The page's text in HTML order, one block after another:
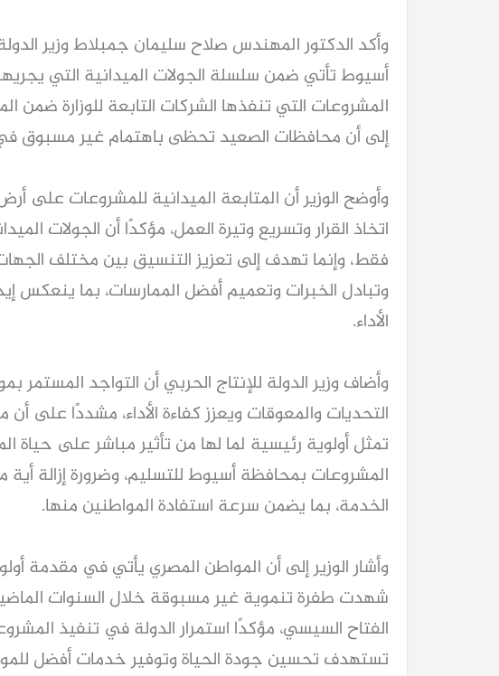
وأكد الدكتور المهندس صلاح سليمان جمبلاط وزير
أسيوط تأتي ضمن سلسلة الجولات الميدانية التي
المشروعات التي تنفذها الشركات التابعة للوزارة ضمن
إلى أن محافظات الصعيد تحظى باهتمام غير مسبوق في
وأوضح الوزير أن المتابعة الميدانية للمشروعات على
اتخاذ القرار وتسريع وتيرة العمل، مؤكدًا أن الجولات
فقط، وإنما تهدف إلى تعزيز التنسيق بين مختلف
وتبادل الخبرات وتعميم أفضل الممارسات، بما ينعكس
الأداء.
وأضاف وزير الدولة للإنتاج الحربي أن التواجد المستمر
التحديات والمعوقات ويعزز كفاءة الأداء، مشددًا على
تمثل أولوية رئيسية لما لها من تأثير مباشر على حياة
المشروعات بمحافظة أسيوط للتسليم، وضرورة إزالة
الخدمة، بما يضمن سرعة استفادة المواطنين منها.
وأشار الوزير إلى أن المواطن المصري يأتي في مقدمة
شهدت طفرة تنموية غير مسبوقة خلال السنوات
الفتاح السيسي، مؤكدًا استمرار الدولة في تنفيذ
تستهدف تحسين جودة الحياة وتوفير خدمات أفضل